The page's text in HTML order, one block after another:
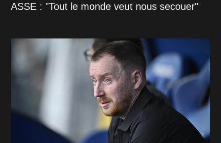
ASSE : "Tout le monde veut nous secouer"